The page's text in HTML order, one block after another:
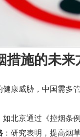
措施的未来
康威胁，中国需多管
如北京通过《控烟条
：研究表明，提高烟